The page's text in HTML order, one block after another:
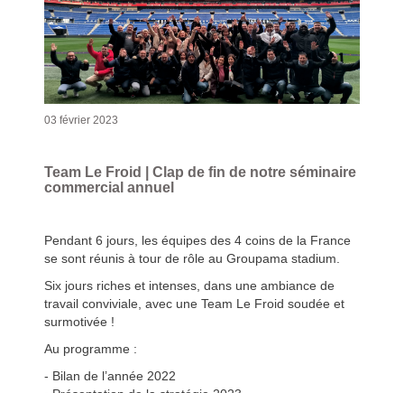
03 février 2023
Team Le Froid | Clap de fin de notre séminaire
commercial annuel
Pendant 6 jours, les équipes des 4 coins de la France
se sont réunis à tour de rôle au Groupama stadium.
Six jours riches et intenses, dans une ambiance de
travail conviviale, avec une Team Le Froid soudée et
surmotivée !
Au programme :
- Bilan de l’année 2022